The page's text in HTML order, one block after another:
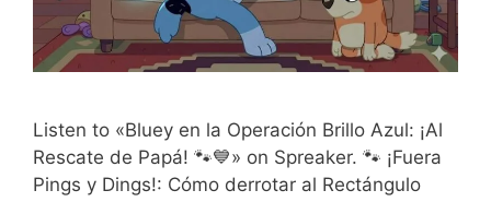
Listen to «Bluey en la Operación Brillo Azul: ¡Al
Rescate de Papá! 🐾💙» on Spreaker. 🐾 ¡Fuera
Pings y Dings!: Cómo derrotar al Rectángulo